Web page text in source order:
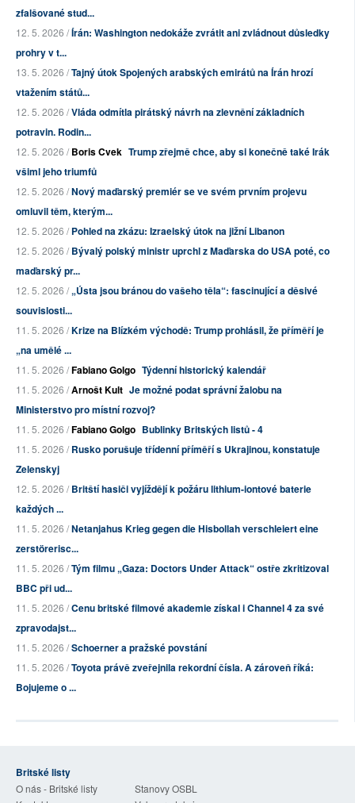
zfalšované stud...
12. 5. 2026 /Írán: Washington nedokáže zvrátit ani zvládnout důsledky
prohry v t...
13. 5. 2026 /Tajný útok Spojených arabských emirátů na Írán hrozí
vtažením států...
12. 5. 2026 /Vláda odmítla pirátský návrh na zlevnění základních
potravin. Rodin...
12. 5. 2026 /Boris Cvek Trump zřejmě chce, aby si konečně také Irák
všiml jeho triumfů
12. 5. 2026 /Nový maďarský premiér se ve svém prvním projevu
omluvil těm, kterým...
12. 5. 2026 /Pohled na zkázu: Izraelský útok na jižní Libanon
12. 5. 2026 /Bývalý polský ministr uprchl z Maďarska do USA poté, co
maďarský pr...
12. 5. 2026 /„Ústa jsou bránou do vašeho těla“: fascinující a děsivé
souvislosti...
11. 5. 2026 /Krize na Blízkém východě: Trump prohlásil, že příměří je
„na umělé ...
11. 5. 2026 /Fabiano Golgo Týdenní historický kalendář
11. 5. 2026 /Arnošt Kult Je možné podat správní žalobu na
Ministerstvo pro místní rozvoj?
11. 5. 2026 /Fabiano Golgo Bublinky Britských listů - 4
11. 5. 2026 /Rusko porušuje třídenní příměří s Ukrajinou, konstatuje
Zelenskyj
12. 5. 2026 /Britští hasiči vyjíždějí k požáru lithium-iontové baterie
každých ...
11. 5. 2026 /Netanjahus Krieg gegen die Hisbollah verschleiert eine
zerstörerisc...
11. 5. 2026 /Tým filmu „Gaza: Doctors Under Attack“ ostře zkritizoval
BBC při ud...
11. 5. 2026 /Cenu britské filmové akademie získal i Channel 4 za své
zpravodajst...
11. 5. 2026 /Schoerner a pražské povstání
11. 5. 2026 /Toyota právě zveřejnila rekordní čísla. A zároveň říká:
Bojujeme o ...
Britské listy
O nás - Britské listy
Stanovy OSBL